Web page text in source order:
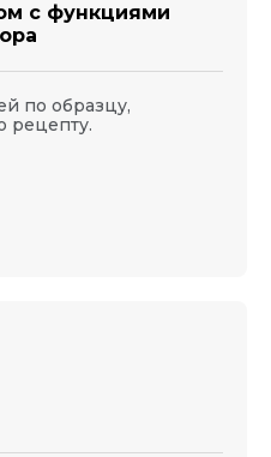
с функциями
по образцу,
рецепту.